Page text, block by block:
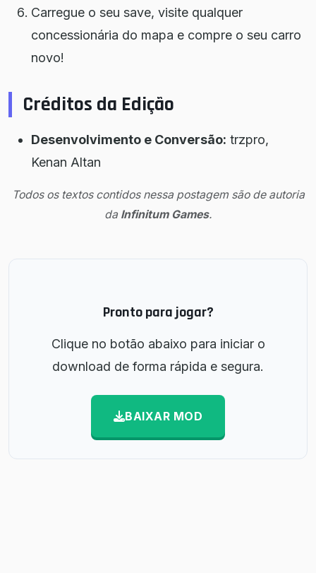
Carregue o seu save, visite qualquer
concessionária do mapa e compre o seu carro
novo!
Créditos da Edição
Desenvolvimento e Conversão: trzpro,
Kenan Altan
Todos os textos contidos nessa postagem são de autoria
da Infinitum Games.
Pronto para jogar?
Clique no botão abaixo para iniciar o
download de forma rápida e segura.
BAIXAR MOD